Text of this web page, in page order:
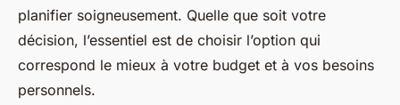
planifier soigneusement. Quelle que soit votre
décision, l’essentiel est de choisir l’option qui
correspond le mieux à votre budget et à vos besoins
personnels.